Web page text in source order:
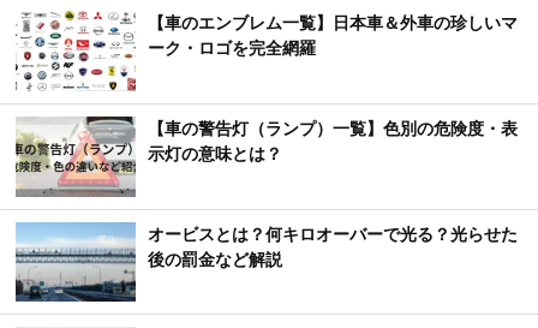
【車のエンブレム一覧】日本車＆外車の珍しいマ
ーク・ロゴを完全網羅
【車の警告灯（ランプ）一覧】色別の危険度・表
示灯の意味とは？
オービスとは？何キロオーバーで光る？光らせた
後の罰金など解説